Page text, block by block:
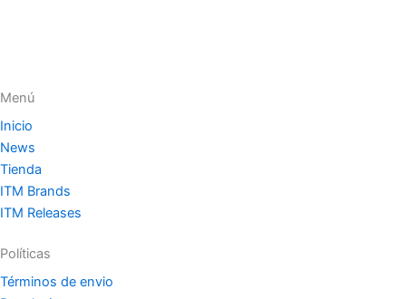
Menú
Inicio
News
Tienda
ITM Brands
ITM Releases
Políticas
Términos de envio